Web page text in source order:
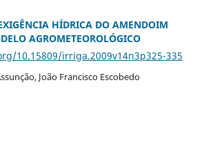
HÍDRICA DO AMENDOIM
AGROMETEOROLÓGICO
10.15809/irriga.2009v14n3p325-335
João Francisco Escobedo